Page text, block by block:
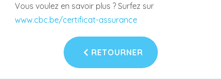
Vous voulez en savoir plus ? Surfez sur
www.cbc.be/certificat-assurance
RETOURNER